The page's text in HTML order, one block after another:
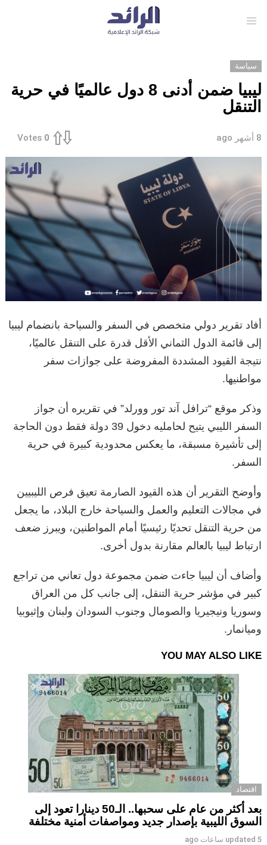
سياسة
ليبيا ضمن أدنى 8 دول عالميًا في حرية
التنقل
8 أشهر ago 0
Votes
أفاد تقرير دولي متخصص في السفر والسياحة بانضمام ليبيا
إلى قائمة الدول الثماني الأقل قدرة على التنقل عالميًا،
نتيجة القيود المشددة المفروضة على جوازات سفر
مواطنيها.
وذكر موقع “ترافل آند تور وورلد” في تقريره أن جواز
السفر الليبي يتيح لحامليه دخول 39 دولة فقط دون الحاجة
إلى تأشيرة مسبقة، ما يعكس محدودية كبيرة في حرية
السفر.
وأوضح التقرير أن هذه القيود الصارمة تعيق فرص الليبيين
في مجالات التعليم والعمل والسياحة خارج البلاد، ما يجعل
من حرية التنقل تحديًا رئيسيًا أمام المواطنين، ويبرز ضعف
ارتباط ليبيا بالعالم مقارنة بدول أخرى.
وأضاف أن ليبيا جاءت ضمن مجموعة دول تعاني من تراجع
كبير في مؤشر حرية التنقل، إلى جانب كل من العراق
وسوريا ونيجيريا والصومال وجنوب السودان ولبنان وإثيوبيا
وميانمار.
YOU MAY ALSO LIKE
اقتصاد
بعد أكثر من عام على سحبها.. الـ50 دينارا تعود إلى
السوق الليبية بإصدار جديد ومواصفات أمنية مختلفة
updated 5 ساعات ago